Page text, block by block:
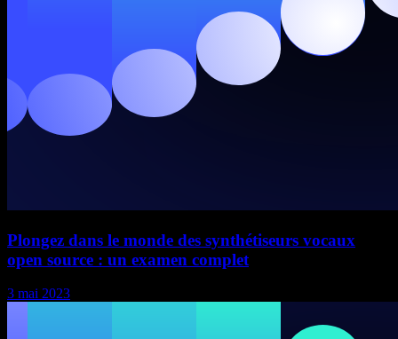
Plongez dans le monde des synthétiseurs vocaux
open source : un examen complet
3 mai 2023